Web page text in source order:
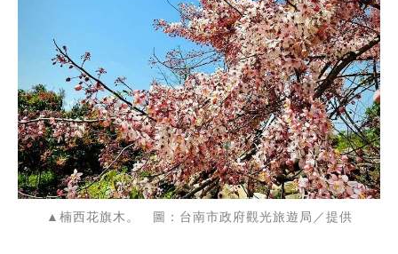
▲楠西花旗木。 圖：台南市政府觀光旅遊局／提供